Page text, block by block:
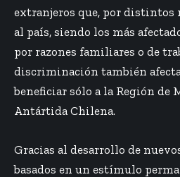
extranjeros que, por distintos
al país, siendo los más
por razones familiares o de
discriminación también
beneficiar sólo a la Región de
Antártida Chilena.
Gracias al desarrollo de
basados en un estímulo